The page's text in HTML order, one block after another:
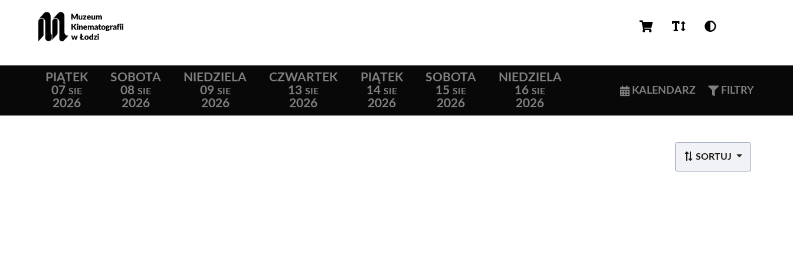
PIĄTEK
07 SIE
2026
SOBOTA
08 SIE
2026
NIEDZIELA
09 SIE
2026
CZWARTEK
13 SIE
2026
PIĄTEK
14 SIE
2026
SOBOTA
15 SIE
2026
NIEDZIELA
16 SIE
2026
KALENDARZ FILTRY
SORTUJ